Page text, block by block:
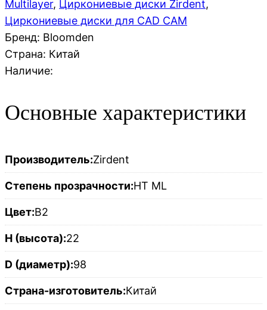
Multilayer, Циркониевые диски Zirdent,
Циркониевые диски для CAD CAM
Бренд: Bloomden
Страна: Китай
Наличие:
Основные характеристики
Производитель:Zirdent
Степень прозрачности:HT ML
Цвет:B2
H (высота):22
D (диаметр):98
Страна-изготовитель:Китай